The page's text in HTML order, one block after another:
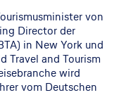
von
Director der
in New York und
Travel and Tourism
wird
vom Deutschen